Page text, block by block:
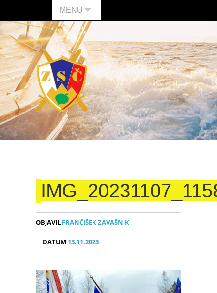
MENU
OBJAVIL FRANČIŠEK ZAVAŠNIK
DATUM 13.11.2023